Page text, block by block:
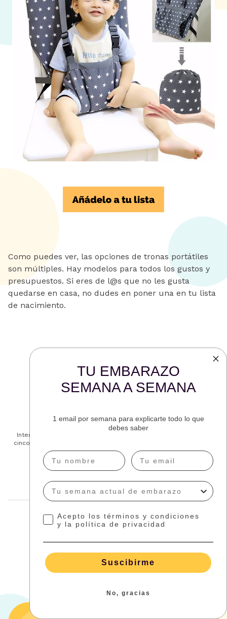
Como puedes ver, las opciones de tronas portátiles
son múltiples. Hay modelos para todos los gustos y
presupuestos. Si eres de l@s que no les gusta
quedarse en casa, no dudes en poner una en tu lista
de nacimiento.
Redactora creativa, graduada en Relaciones Públicas e
Internacionales y mamá de tres niños encantadores. Autora de
cinco libros de cuentos infantiles y un libro humorístico sobre la
maternidad.
Más sobre el autor
Comparte este artículo
TU EMBARAZO
SEMANA A SEMANA
1 email por semana para explicarte todo lo que
debes saber
Acepto los términos y condiciones
y la política de privacidad
Suscibirme
No, gracias